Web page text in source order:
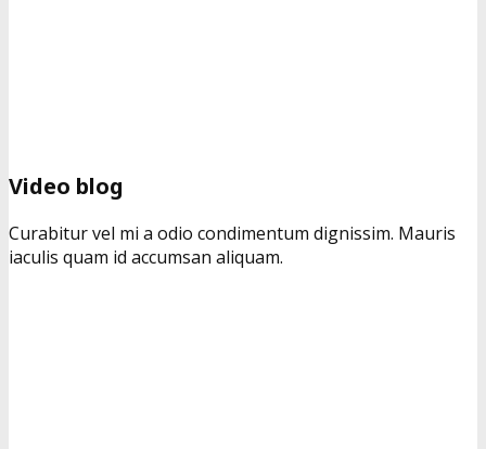
Video blog
Curabitur vel mi a odio condimentum dignissim. Mauris
iaculis quam id accumsan aliquam.